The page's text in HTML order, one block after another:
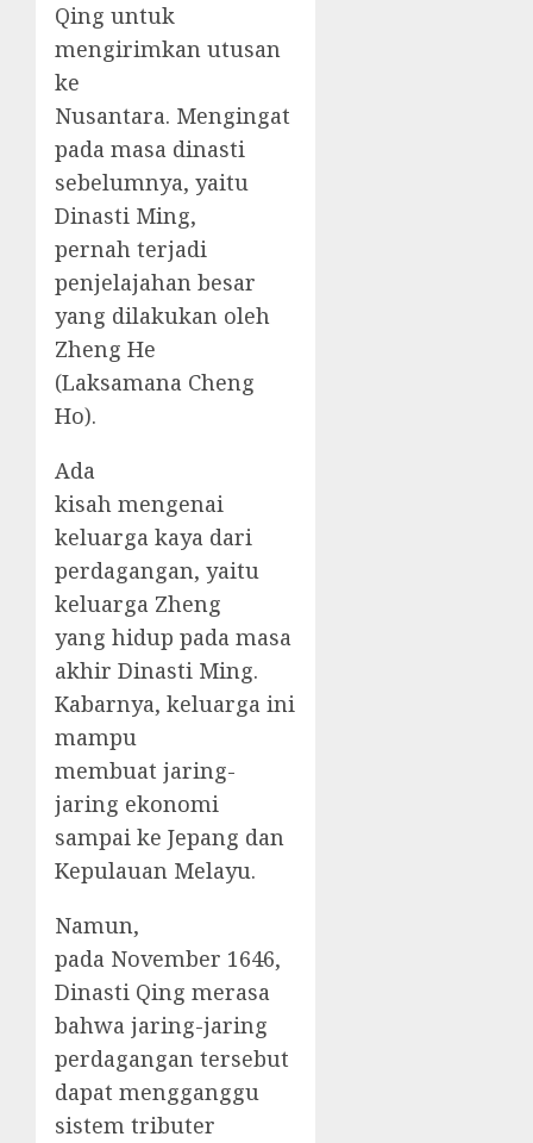
Qing untuk
mengirimkan utusan
ke
Nusantara. Mengingat
pada masa dinasti
sebelumnya, yaitu
Dinasti Ming,
pernah terjadi
penjelajahan besar
yang dilakukan oleh
Zheng He
(Laksamana Cheng
Ho).
Ada
kisah mengenai
keluarga kaya dari
perdagangan, yaitu
keluarga Zheng
yang hidup pada masa
akhir Dinasti Ming.
Kabarnya, keluarga ini
mampu
membuat jaring-
jaring ekonomi
sampai ke Jepang dan
Kepulauan Melayu.
Namun,
pada November 1646,
Dinasti Qing merasa
bahwa jaring-jaring
perdagangan tersebut
dapat mengganggu
sistem tributer